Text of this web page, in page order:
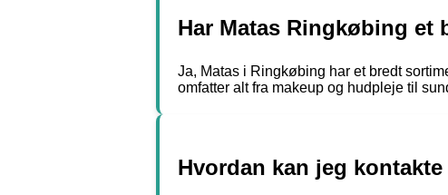
Har Matas Ringkøbing et
Ja, Matas i Ringkøbing har et bredt
omfatter alt fra makeup og hudpleje til
Hvordan kan jeg